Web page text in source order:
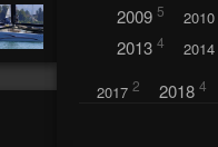
2009 5 2010
2013 4 2014
2017 2 2018 4